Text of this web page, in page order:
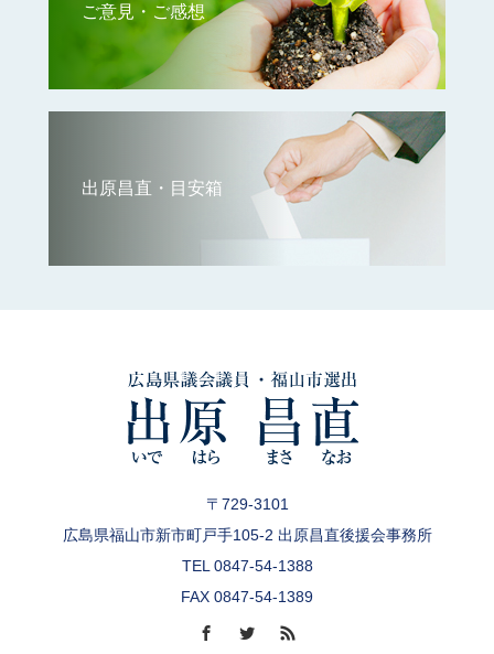
ご意見・ご感想
出原昌直・目安箱
〒729-3101
広島県福山市新市町戸手105-2 出原昌直後援会事務所
TEL 0847-54-1388
FAX 0847-54-1389